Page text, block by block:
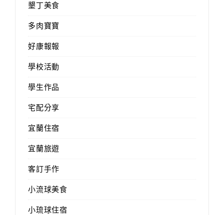
墾丁美食
多肉寶寶
好康報報
學校活動
學生作品
宅配分享
宜蘭住宿
宜蘭旅遊
客訂手作
小流球美食
小琉球住宿